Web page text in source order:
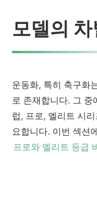
모델의
운동화, 특히 축구화
로 존재합니다. 그 중
럽, 프로, 엘리트 시
요합니다. 이번 섹션
프로와 엘리트 등급